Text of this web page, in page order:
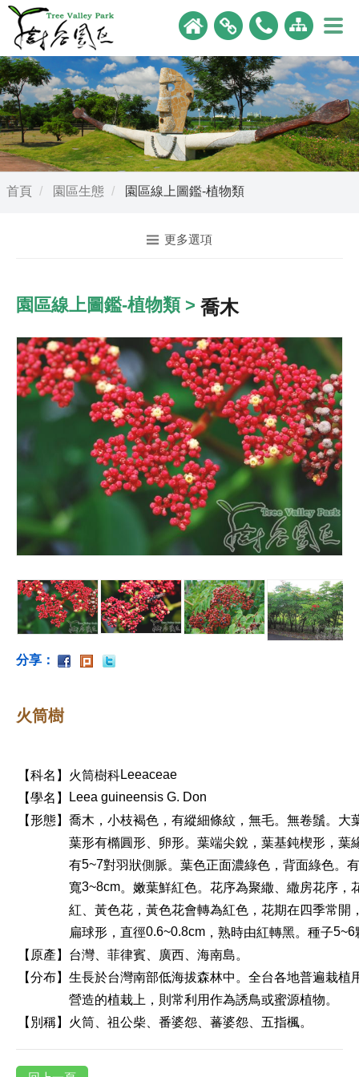
首頁 園區生態 園區線上圖鑑-植物類
更多選項
園區線上圖鑑-植物類 > 喬木
分享：
火筒樹
【科名】 火筒樹科Leeaceae
【學名】 Leea guineensis G. Don
【形態】 喬木，小枝褐色，有縱細條紋，無毛。無卷鬚。大
葉形有橢圓形、卵形。葉端尖銳，葉基鈍楔形，葉
有5~7對羽狀側脈。葉色正面濃綠色，背面綠色。有
寬3~8cm。嫩葉鮮紅色。花序為聚繖、繖房花序，
紅、黃色花，黃色花會轉為紅色，花期在四季常開
扁球形，直徑0.6~0.8cm ，熟時由紅轉黑。種子5~6
【原產】 台灣、菲律賓、廣西、海南島。
【分布】 生長於台灣南部低海拔森林中。全台各地普遍栽植
營造的植栽上，則常利用作為誘鳥或蜜源植物。
【別稱】 火筒、祖公柴、番婆怨、蕃婆怨、五指楓。